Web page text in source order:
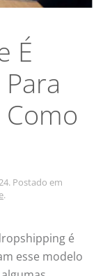
É
. Postado em
.
é
esse modelo